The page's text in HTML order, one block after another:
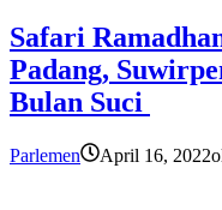
Safari
Padang,
Bulan Suci
Parlemen April 16, 2022